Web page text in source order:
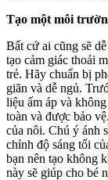
Tạo một môi
Bất cứ ai cũng sẽ
tạo cảm giác thoải
trẻ. Hãy chuẩn bị
giãn và dễ ngủ.
liệu ấm áp và
toàn và được bảo
của nôi. Chú ý ánh
chỉnh độ sáng tối
bạn nên tạo không
này sẽ giúp cho bé